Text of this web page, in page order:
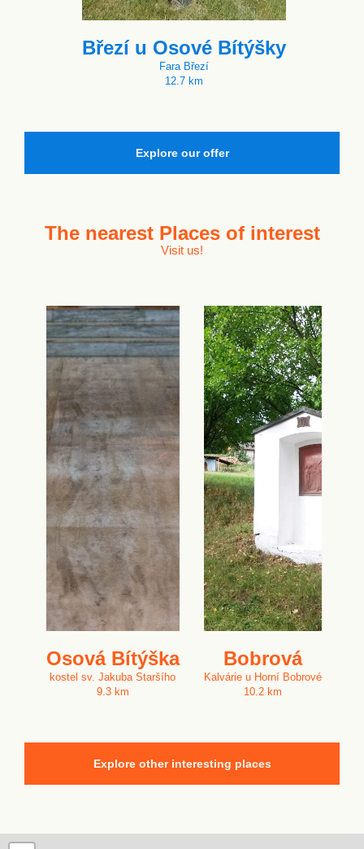
Březí u Osové Bítýšky
Fara Březí
12.7 km
Explore our offer
The nearest Places of interest
Visit us!
Osová Bítýška
kostel sv. Jakuba Staršího
9.3 km
Bobrová
Kalvárie u Horní Bobrové
10.2 km
Explore other interesting places